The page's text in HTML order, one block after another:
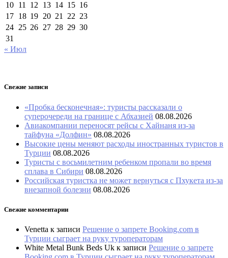
10 11 12 13 14 15 16
17 18 19 20 21 22 23
24 25 26 27 28 29 30
31
« Июл
Свежие записи
«Пробка бесконечная»: туристы рассказали о
суперочереди на границе с Абхазией 08.08.2026
Авиакомпании переносят рейсы с Хайнаня из-за
тайфуна «Долфин» 08.08.2026
Высокие цены меняют расходы иностранных туристов в
Турции 08.08.2026
Туристы с восьмилетним ребенком пропали во время
сплава в Сибири 08.08.2026
Российская туристка не может вернуться с Пхукета из-за
внезапной болезни 08.08.2026
Свежие комментарии
Venetta к записи Решение о запрете Booking.com в
Турции сыграет на руку туроператорам
White Metal Bunk Beds Uk к записи Решение о запрете